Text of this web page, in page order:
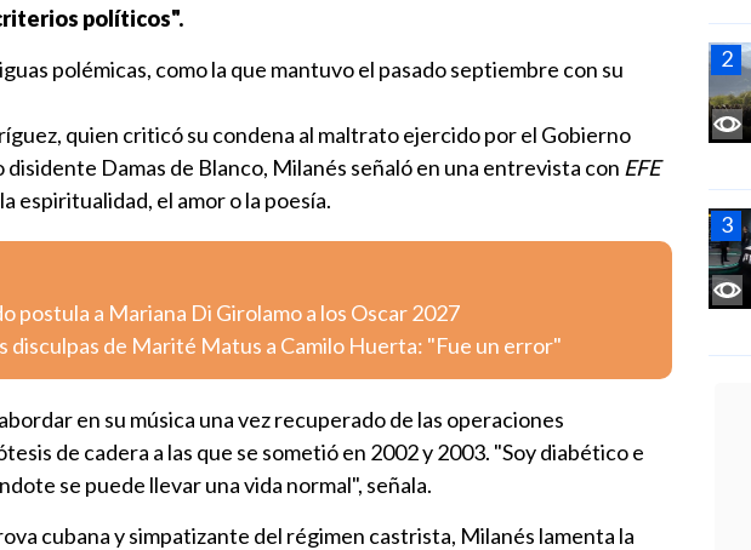
políticos".
polémicas, como la que mantuvo el pasado septiembre con su
quien criticó su condena al maltrato ejercido por el Gobierno
Damas de Blanco, Milanés señaló en una entrevista con EFE
espiritualidad, el amor o la poesía.
postula a Mariana Di Girolamo a los Oscar 2027
disculpas de Marité Matus a Camilo Huerta: "Fue un error"
en su música una vez recuperado de las operaciones
de cadera a las que se sometió en 2002 y 2003. "Soy diabético e
se puede llevar una vida normal", señala.
cubana y simpatizante del régimen castrista, Milanés lamenta la